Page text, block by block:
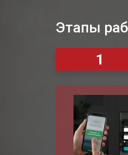
Ремонт
Ремонт
Замена
Этапы
1